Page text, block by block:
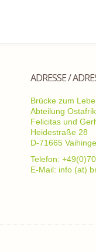
ADRESSE /
Brücke zum
Abteilung
Felicitas und
Heidestraße 28
D-71665
Telefon:
E-Mail: info (at)